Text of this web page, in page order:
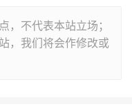
，不代表本站立场；
，我们将会作修改或